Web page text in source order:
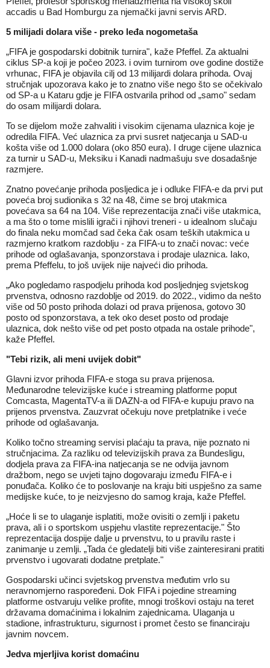
accadis u Bad Homburgu za njemački javni servis ARD.
5 milijadi dolara više - preko leđa nogometaša
„FIFA je gospodarski dobitnik turnira", kaže Pfeffel. Za aktualni
ciklus SP-a koji je počeo 2023. i ovim turnirom ove godine dostiže
vrhunac, FIFA je objavila cilj od 13 milijardi dolara prihoda. Ovaj
stručnjak upozorava kako je to znatno više nego što se očekivalo
od SP-a u Kataru gdje je FIFA ostvarila prihod od „samo" sedam
do osam milijardi dolara.
To se dijelom može zahvaliti i visokim cijenama ulaznica koje je
odredila FIFA. Već ulaznica za prvi susret natjecanja u SAD-u
košta više od 1.000 dolara (oko 850 eura). I druge cijene ulaznica
za turnir u SAD-u, Meksiku i Kanadi nadmašuju sve dosadašnje
razmjere.
Znatno povećanje prihoda posljedica je i odluke FIFA-e da prvi put
poveća broj sudionika s 32 na 48, čime se broj utakmica
povećava sa 64 na 104. Više reprezentacija znači više utakmica,
a ma što o tome mislili igrači i njihovi treneri - u idealnom slučaju
do finala neku momčad sad čeka čak osam teških utakmica u
razmjerno kratkom razdoblju - za FIFA-u to znači novac: veće
prihode od oglašavanja, sponzorstava i prodaje ulaznica. Iako,
prema Pfeffelu, to još uvijek nije najveći dio prihoda.
„Ako pogledamo raspodjelu prihoda kod posljednjeg svjetskog
prvenstva, odnosno razdoblje od 2019. do 2022., vidimo da nešto
više od 50 posto prihoda dolazi od prava prijenosa, gotovo 30
posto od sponzorstava, a tek oko deset posto od prodaje
ulaznica, dok nešto više od pet posto otpada na ostale prihode",
kaže Pfeffel.
"Tebi rizik, ali meni uvijek dobit"
Glavni izvor prihoda FIFA-e stoga su prava prijenosa.
Međunarodne televizijske kuće i streaming platforme poput
Comcasta, MagentaTV-a ili DAZN-a od FIFA-e kupuju pravo na
prijenos prvenstva. Zauzvrat očekuju nove pretplatnike i veće
prihode od oglašavanja.
Koliko točno streaming servisi plaćaju ta prava, nije poznato ni
stručnjacima. Za razliku od televizijskih prava za Bundesligu,
dodjela prava za FIFA-ina natjecanja se ne odvija javnom
dražbom, nego se uvjeti tajno dogovaraju između FIFA-e i
ponuđača. Koliko će to poslovanje na kraju biti uspješno za same
medijske kuće, to je neizvjesno do samog kraja, kaže Pfeffel.
„Hoće li se to ulaganje isplatiti, može ovisiti o zemlji i paketu
prava, ali i o sportskom uspjehu vlastite reprezentacije." Što
reprezentacija dospije dalje u prvenstvu, to u pravilu raste i
zanimanje u zemlji. „Tada će gledatelji biti više zainteresirani pratiti
prvenstvo i ugovarati dodatne pretplate."
Gospodarski učinci svjetskog prvenstva međutim vrlo su
neravnomjerno raspoređeni. Dok FIFA i pojedine streaming
platforme ostvaruju velike profite, mnogi troškovi ostaju na teret
državama domaćinima i lokalnim zajednicama. Ulaganja u
stadione, infrastrukturu, sigurnost i promet često se financiraju
javnim novcem.
Jedva mjerljiva korist domaćinu